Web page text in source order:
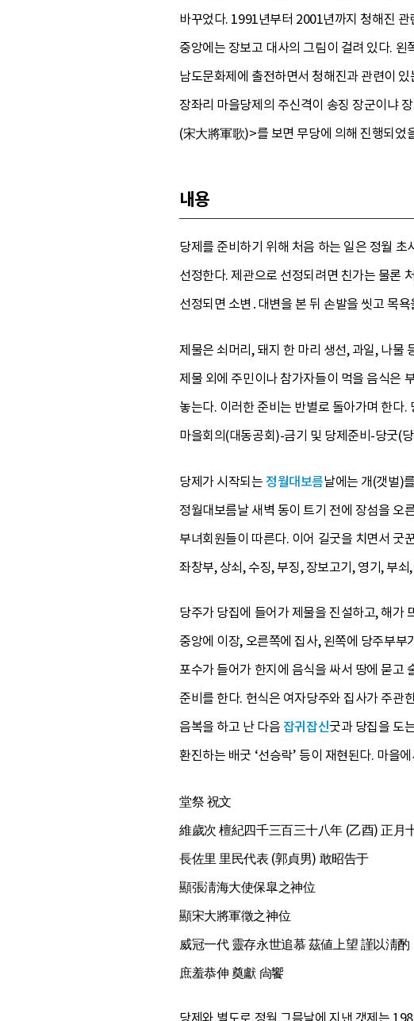
바꾸었다. 1991년부터 2001년까지 청해진
중앙에는 장보고 대사의 그림이 걸려 있다.
남도문화제에 출전하면서 청해진과 관련이
장좌리 마을당제의 주신격이 송징 장군이냐
(宋大將軍歌)>를 보면 무당에 의해 진행되었
내용
당제를 준비하기 위해 처음 하는 일은 정월
선정한다. 제관으로 선정되려면 친가는 물론
선정되면 소변․대변을 본 뒤 손발을 씻고 목
제물은 쇠머리, 돼지 한 마리 생선, 과일, 나물
제물 외에 주민이나 참가자들이 먹을 음식은
놓는다. 이러한 준비는 반별로 돌아가며 한다
마을회의(대동공회)-금기 및 당제준비-당굿(
당제가 시작되는 정월대보름날에는 개(갯벌)
정월대보름날 새벽 동이 트기 전에 장섬을 오
부녀회원들이 따른다. 이어 길굿을 치면서 굿
좌창부, 상쇠, 수징, 부징, 장보고기, 영기, 부
당주가 당집에 들어가 제물을 진설하고, 해가
중앙에 이장, 오른쪽에 집사, 왼쪽에 당주부
포수가 들어가 한지에 음식을 싸서 땅에 묻고
준비를 한다. 헌식은 여자당주와 집사가 주관
음복을 하고 난 다음 잡귀잡신굿과 당집을 도
환진하는 배굿 ‘선승락’ 등이 재현된다. 마을
堂祭 祝文
維歲次 檀紀四千三百三十八年 (乙酉) 正月
長佐里 里民代表 (郭貞男) 敢昭告于
顯張淸海大使保皐之神位
顯宋大將軍徵之神位
威冠一代 靈存永世追慕 茲値上望 謹以淸酌
庶羞恭伸 奠獻 尙饗